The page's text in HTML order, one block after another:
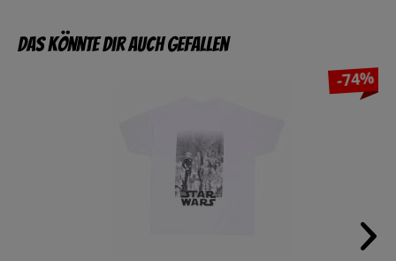
Das könnte dir auch gefallen
-74%